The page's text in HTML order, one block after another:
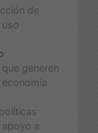
de
generen
a